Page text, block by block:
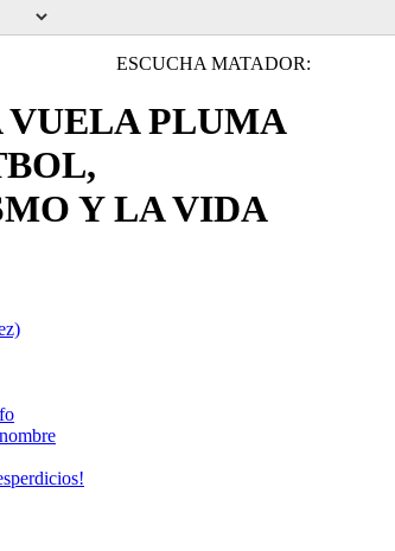
ESCUCHA MATADOR:
PLUMA
Y LA VIDA